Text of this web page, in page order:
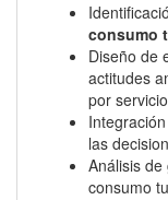
consumo
Diseño de
actitudes
por
las
Análisis
consumo